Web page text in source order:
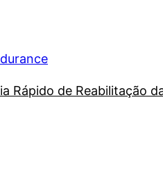
Rápido de Reabilitação